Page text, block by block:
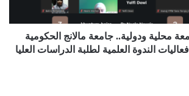
16 جامعة محلية ودولية.. جامعة مالانج الحكومية
الندوة العلمية لطلبة الدراسات العليا